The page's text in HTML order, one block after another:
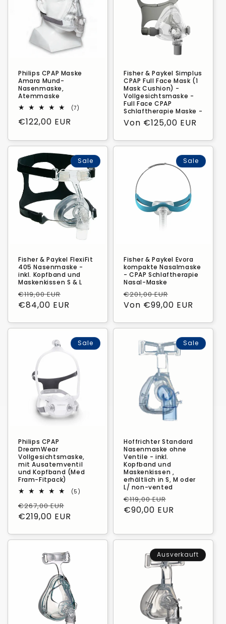
Philips CPAP Maske
Amara Mund-
Nasenmaske,
Atemmaske
(7)
Verkaufspreis
€122,00 EUR
Fisher & Paykel Simplus
CPAP Full Face Mask (1
Mask Cushion) -
Vollgesichtsmaske -
Full Face CPAP
Schlaftherapie Maske -
Normaler
Von €125,00 EUR
Sale
Fisher & Paykel FlexiFit
405 Nasenmaske -
inkl. Kopfband und
Maskenkissen S & L
Normaler
Preis
€119,00 EUR
Verkaufspreis
€84,00 EUR
Sale
Fisher & Paykel Evora
kompakte Nasalmaske
- CPAP Schlaftherapie
Nasal-Maske
Normaler
Preis
€201,00 EUR
Von €99,00 EUR
Sale
Philips CPAP
DreamWear
Vollgesichtsmaske,
mit Ausatemventil
und Kopfband (Med
Fram-Fitpack)
(5)
Normaler
Preis
€267,00 EUR
Verkaufspreis
€219,00 EUR
Sale
Hoffrichter Standard
Nasenmaske ohne
Ventile - inkl.
Kopfband und
Maskenkissen ,
erhältlich in S, M oder
L/ non-vented
Normaler
Preis
€119,00 EUR
€90,00 EUR
Ausverkauft